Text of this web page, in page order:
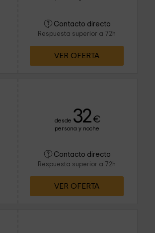
Contacto directo
Respuesta superior a 72h
VER OFERTA
desde 32€
persona y noche
Contacto directo
Respuesta superior a 72h
VER OFERTA